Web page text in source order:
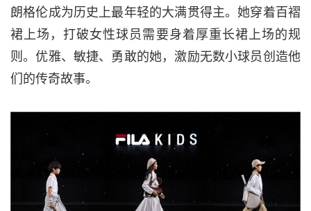
朗格伦成为历史上最年轻的大满贯得主。她穿着百褶
裙上场，打破女性球员需要身着厚重长裙上场的规
则。优雅、敏捷、勇敢的她，激励无数小球员创造他
们的传奇故事。